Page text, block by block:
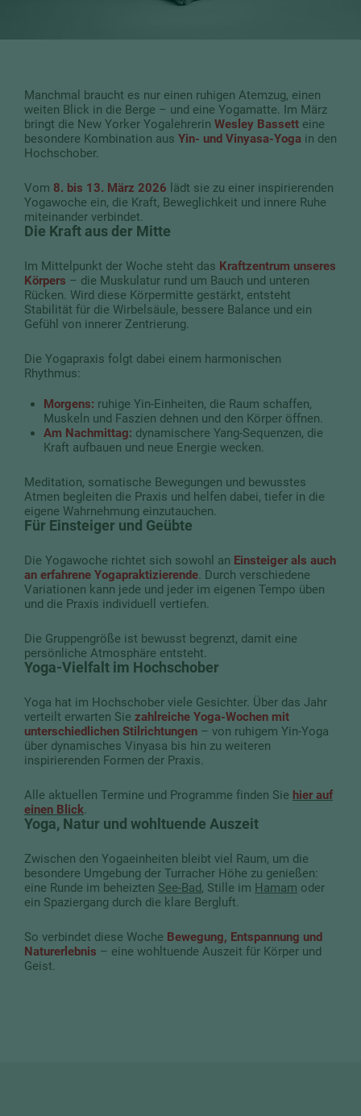
Manchmal braucht es nur einen ruhigen Atemzug, einen
weiten Blick in die Berge – und eine Yogamatte. Im März
bringt die New Yorker Yogalehrerin Wesley Bassett eine
besondere Kombination aus Yin- und Vinyasa-Yoga in den
Hochschober.
Vom 8. bis 13. März 2026 lädt sie zu einer inspirierenden
Yogawoche ein, die Kraft, Beweglichkeit und innere Ruhe
miteinander verbindet.
Die Kraft aus der Mitte
Im Mittelpunkt der Woche steht das Kraftzentrum unseres
Körpers – die Muskulatur rund um Bauch und unteren
Rücken. Wird diese Körpermitte gestärkt, entsteht
Stabilität für die Wirbelsäule, bessere Balance und ein
Gefühl von innerer Zentrierung.
Die Yogapraxis folgt dabei einem harmonischen
Rhythmus:
Morgens: ruhige Yin-Einheiten, die Raum schaffen,
Muskeln und Faszien dehnen und den Körper öffnen.
Am Nachmittag: dynamischere Yang-Sequenzen, die
Kraft aufbauen und neue Energie wecken.
Meditation, somatische Bewegungen und bewusstes
Atmen begleiten die Praxis und helfen dabei, tiefer in die
eigene Wahrnehmung einzutauchen.
Für Einsteiger und Geübte
Die Yogawoche richtet sich sowohl an Einsteiger als auch
an erfahrene Yogapraktizierende . Durch verschiedene
Variationen kann jede und jeder im eigenen Tempo üben
und die Praxis individuell vertiefen.
Die Gruppengröße ist bewusst begrenzt, damit eine
persönliche Atmosphäre entsteht.
Yoga-Vielfalt im Hochschober
Yoga hat im Hochschober viele Gesichter. Über das Jahr
verteilt erwarten Sie zahlreiche Yoga-Wochen mit
unterschiedlichen Stilrichtungen – von ruhigem Yin-Yoga
über dynamisches Vinyasa bis hin zu weiteren
inspirierenden Formen der Praxis.
Alle aktuellen Termine und Programme finden Sie hier auf
einen Blick
Yoga, Natur und wohltuende Auszeit
Zwischen den Yogaeinheiten bleibt viel Raum, um die
besondere Umgebung der Turracher Höhe zu genießen:
eine Runde im beheizten See-Bad, Stille im Hamam oder
ein Spaziergang durch die klare Bergluft.
So verbindet diese Woche Bewegung, Entspannung und
Naturerlebnis – eine wohltuende Auszeit für Körper und
Geist.